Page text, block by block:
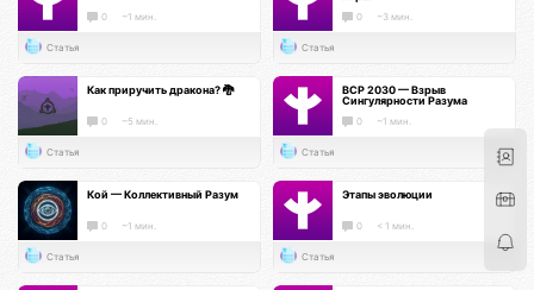
0 ~1 мин.
Статья
0 ~3 мин.
Статья
Как приручить дракона? 🐉
0 ~5 мин.
Статья
ВСР 2030 — Взрыв
Сингулярности Разума
0 ~1 мин.
Статья
Кой — Коллективный Разум
0 ~1 мин.
Статья
Этапы эволюции
0 < 1 мин.
Статья